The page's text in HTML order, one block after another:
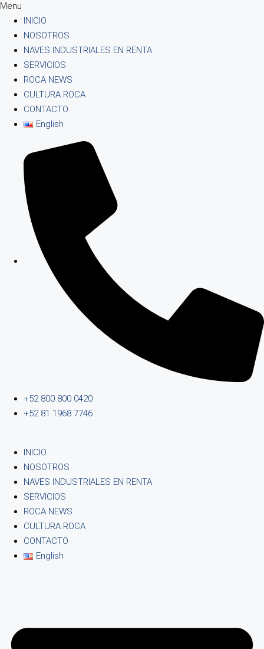
Menu
INICIO
NOSOTROS
NAVES INDUSTRIALES EN RENTA
SERVICIOS
ROCA NEWS
CULTURA ROCA
CONTACTO
English
+52 800 800 0420
+52 81 1968 7746
INICIO
NOSOTROS
NAVES INDUSTRIALES EN RENTA
SERVICIOS
ROCA NEWS
CULTURA ROCA
CONTACTO
English